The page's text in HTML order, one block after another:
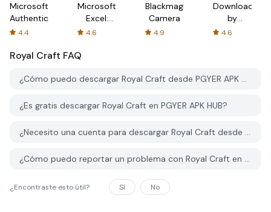
Microsoft
Authenticator
4.4
Microsoft
Excel:
Spreadsheets
4.6
Blackmagic
Camera
4.9
Downloader
by
AFTVnews
4.6
Royal Craft FAQ
¿Cómo puedo descargar Royal Craft desde PGYER APK HUB?
¿Es gratis descargar Royal Craft en PGYER APK HUB?
¿Necesito una cuenta para descargar Royal Craft desde PGYER APK HUB?
¿Cómo puedo reportar un problema con Royal Craft en PGYER APK HUB?
¿Encontraste esto útil? Sí No